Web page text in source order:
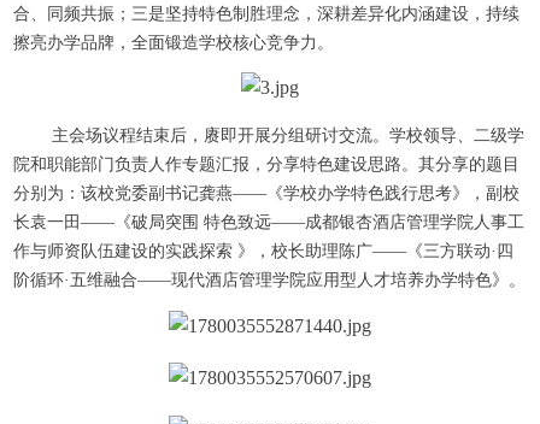
合、同频共振；三是坚持特色制胜理念，深耕差异化内涵建设，持续
擦亮办学品牌，全面锻造学校核心竞争力。
主会场议程结束后，赓即开展分组研讨交流。学校领导、二级学
院和职能部门负责人作专题汇报，分享特色建设思路。其分享的题目
分别为：该校党委副书记龚燕——《学校办学特色践行思考》，副校
长袁一田——《破局突围 特色致远——成都银杏酒店管理学院人事工
作与师资队伍建设的实践探索 》，校长助理陈广——《三方联动·四
阶循环·五维融合——现代酒店管理学院应用型人才培养办学特色》。